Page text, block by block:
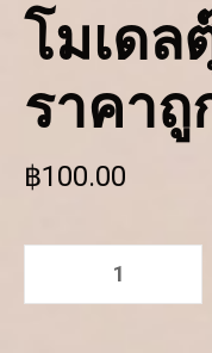
โมเดล
ราคาถู
฿100.00